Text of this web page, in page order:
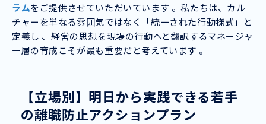
ラムをご提供させていただいています 。私たちは、カル
チャーを単なる雰囲気ではなく「統一された行動様式」と
定義し 、経営の思想を現場の行動へと翻訳するマネージャ
ー層の育成こそが最も重要だと考えています 。
【立場別】明日から実践できる若手
の離職防止アクションプラン